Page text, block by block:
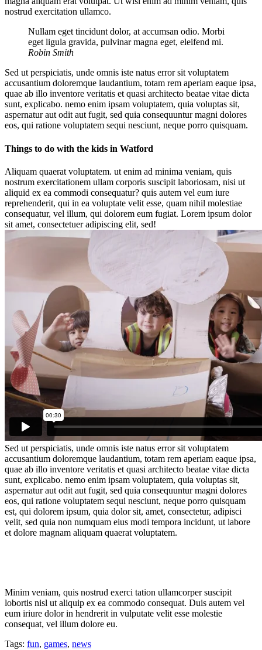
nostrud exercitation ullamco.
Nullam eget tincidunt dolor, at accumsan odio. Morbi
eget ligula gravida, pulvinar magna eget, eleifend mi.
Robin Smith
Sed ut perspiciatis, unde omnis iste natus error sit voluptatem
accusantium doloremque laudantium, totam rem aperiam eaque ipsa,
quae ab illo inventore veritatis et quasi architecto beatae vitae dicta
sunt, explicabo. nemo enim ipsam voluptatem, quia voluptas sit,
aspernatur aut odit aut fugit, sed quia consequuntur magni dolores
eos, qui ratione voluptatem sequi nesciunt, neque porro quisquam.
Things to do with the kids in Watford
Aliquam quaerat voluptatem. ut enim ad minima veniam, quis
nostrum exercitationem ullam corporis suscipit laboriosam, nisi ut
aliquid ex ea commodi consequatur? quis autem vel eum iure
reprehenderit, qui in ea voluptate velit esse, quam nihil molestiae
consequatur, vel illum, qui dolorem eum fugiat. Lorem ipsum dolor
sit amet, consectetuer adipiscing elit, sed!
Sed ut perspiciatis, unde omnis iste natus error sit voluptatem
accusantium doloremque laudantium, totam rem aperiam eaque ipsa,
quae ab illo inventore veritatis et quasi architecto beatae vitae dicta
sunt, explicabo. nemo enim ipsam voluptatem, quia voluptas sit,
aspernatur aut odit aut fugit, sed quia consequuntur magni dolores
eos, qui ratione voluptatem sequi nesciunt, neque porro quisquam
est, qui dolorem ipsum, quia dolor sit, amet, consectetur, adipisci
velit, sed quia non numquam eius modi tempora incidunt, ut labore
et dolore magnam aliquam quaerat voluptatem.
Minim veniam, quis nostrud exerci tation ullamcorper suscipit
lobortis nisl ut aliquip ex ea commodo consequat. Duis autem vel
eum iriure dolor in hendrerit in vulputate velit esse molestie
consequat, vel illum dolore eu.
Tags: fun, games, news